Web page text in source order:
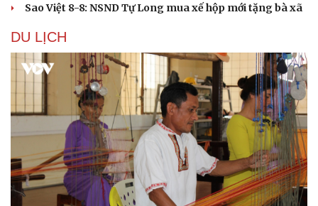
Văn hóa
Sân khấu - Điện ảnh
Âm nhạc
Di sản
Giải trí
Nghệ sĩ
Thời trang
Sao Việt
Sao Việt 8-8: NSND Tự Long mua xế hộp mới tặng bà xã
DU LỊCH